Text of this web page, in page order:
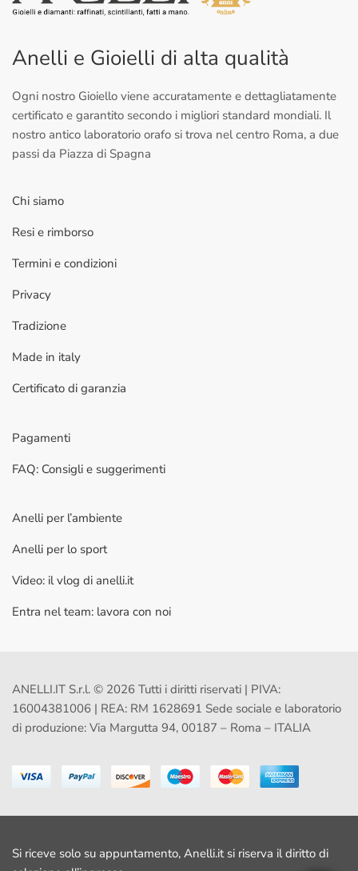
Anelli e Gioielli di alta qualità
Ogni nostro Gioiello viene accuratamente e dettagliatamente
certificato e garantito secondo i migliori standard mondiali. Il
nostro antico laboratorio orafo si trova nel centro Roma, a due
passi da Piazza di Spagna
Chi siamo
Resi e rimborso
Termini e condizioni
Privacy
Tradizione
Made in italy
Certificato di garanzia
Pagamenti
FAQ: Consigli e suggerimenti
Anelli per l’ambiente
Anelli per lo sport
Video: il vlog di anelli.it
Entra nel team: lavora con noi
ANELLI.IT S.r.l. © 2026 Tutti i diritti riservati | PIVA:
16004381006 | REA: RM 1628691 Sede sociale e laboratorio
di produzione: Via Margutta 94, 00187 – Roma – ITALIA
Si riceve solo su appuntamento, Anelli.it si riserva il diritto di